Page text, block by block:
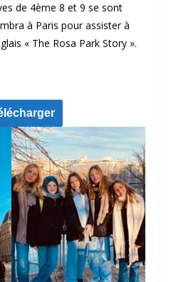
de 4ème 8 et 9 se sont
à Paris pour assister à
« The Rosa Park Story ».